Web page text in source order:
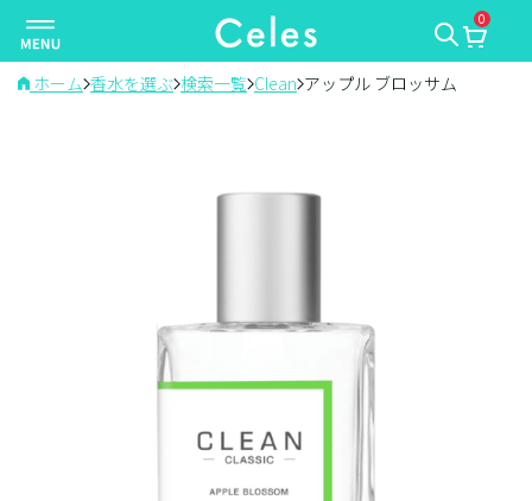
ナ
ビ
ゲ
0
ホーム 香水を選ぶ 検索一覧 Clean アップル ブロッサム